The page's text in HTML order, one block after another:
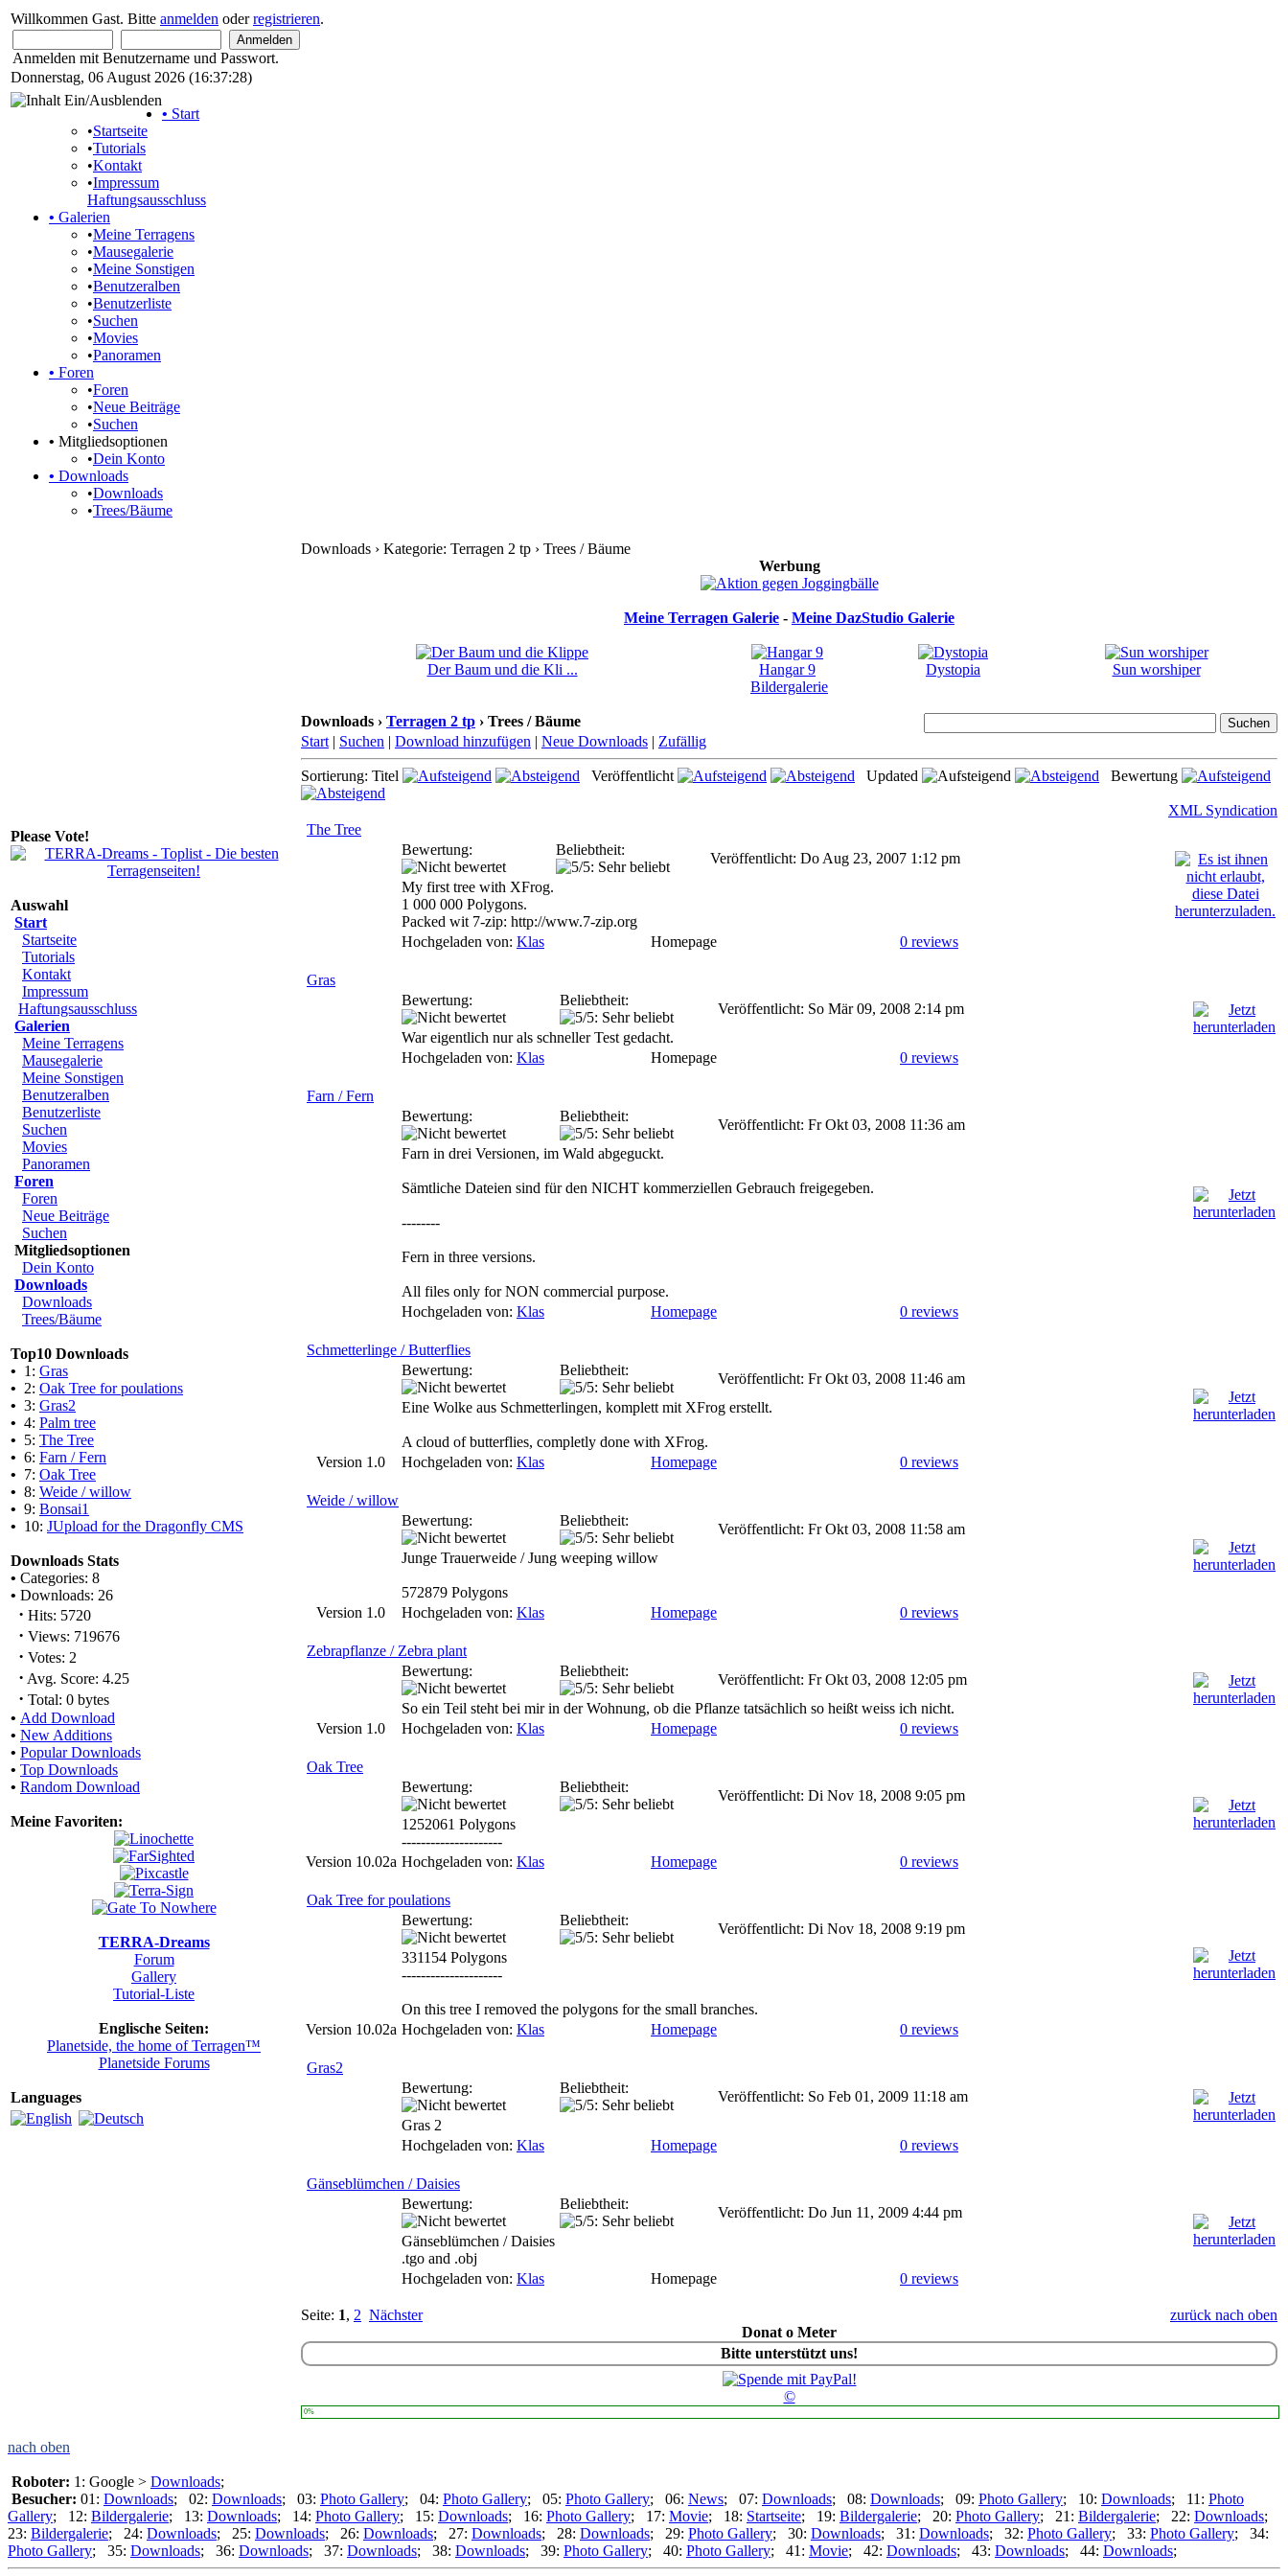
Willkommen Gast. Bitte anmelden oderregistrieren.
Anmelden mit Benutzername und Passwort.
Donnerstag, 06 August 2026 (16:37:28)
• Start
•Startseite
•Tutorials
•Kontakt
•Impressum
Haftungsausschluss
• Galerien
•Meine Terragens
•Mausegalerie
•Meine Sonstigen
•Benutzeralben
•Benutzerliste
•Suchen
•Movies
•Panoramen
• Foren
•Foren
•Neue Beiträge
•Suchen
• Mitgliedsoptionen
•Dein Konto
• Downloads
•Downloads
•Trees/Bäume
Please Vote!
Auswahl
Start
Startseite
Tutorials
Kontakt
Impressum
Haftungsausschluss
Galerien
Meine Terragens
Mausegalerie
Meine Sonstigen
Benutzeralben
Benutzerliste
Suchen
Movies
Panoramen
Foren
Foren
Neue Beiträge
Suchen
Mitgliedsoptionen
Dein Konto
Downloads
Downloads
Trees/Bäume
Top10 Downloads
• 1: Gras
• 2: Oak Tree for poulations
• 3: Gras2
• 4: Palm tree
• 5: The Tree
• 6: Farn / Fern
• 7: Oak Tree
• 8: Weide / willow
• 9: Bonsai1
• 10: JUpload for the Dragonfly CMS
Downloads Stats
• Categories: 8
• Downloads: 26
· Hits: 5720
· Views: 719676
· Votes: 2
· Avg. Score: 4.25
· Total: 0 bytes
• Add Download
• New Additions
• Popular Downloads
• Top Downloads
• Random Download
Meine Favoriten:
TERRA-Dreams
Forum
Gallery
Tutorial-Liste
Englische Seiten:
Planetside, the home of Terragen™
Planetside Forums
Languages
Downloads › Kategorie: Terragen 2 tp › Trees / Bäume
Werbung
Meine Terragen Galerie - Meine DazStudio Galerie
Der Baum und die Kli ... Hangar 9 Dystopia
Sun worshiper
Bildergalerie
Downloads › Terragen 2 tp › Trees / Bäume
Start | Suchen | Download hinzufügen | Neue Downloads | Zufällig
Sortierung: Titel Veröffentlicht Updated Bewertung
XML Syndication
The Tree
Bewertung:
Beliebtheit:
Veröffentlicht: Do Aug 23, 2007 1:12 pm
My first tree with XFrog.
1 000 000 Polygons.
Packed wit 7-zip: http://www.7-zip.org
Hochgeladen von: Klas Homepage 0 reviews
Gras
Bewertung:
Beliebtheit:
Veröffentlicht: So Mär 09, 2008 2:14 pm
War eigentlich nur als schneller Test gedacht.
Hochgeladen von: Klas Homepage 0 reviews
Farn / Fern
Bewertung:
Beliebtheit:
Veröffentlicht: Fr Okt 03, 2008 11:36 am
Farn in drei Versionen, im Wald abgeguckt.
Sämtliche Dateien sind für den NICHT kommerziellen Gebrauch freigegeben.
--------
Fern in three versions.
All files only for NON commercial purpose.
Hochgeladen von: Klas Homepage 0 reviews
Schmetterlinge / Butterflies
Bewertung:
Beliebtheit:
Veröffentlicht: Fr Okt 03, 2008 11:46 am
Eine Wolke aus Schmetterlingen, komplett mit XFrog erstellt.
A cloud of butterflies, completly done with XFrog.
Version 1.0
Hochgeladen von: Klas Homepage 0 reviews
Weide / willow
Bewertung:
Beliebtheit:
Veröffentlicht: Fr Okt 03, 2008 11:58 am
Junge Trauerweide / Jung weeping willow
572879 Polygons
Version 1.0
Hochgeladen von: Klas Homepage 0 reviews
Zebrapflanze / Zebra plant
Bewertung:
Beliebtheit:
Veröffentlicht: Fr Okt 03, 2008 12:05 pm
So ein Teil steht bei mir in der Wohnung, ob die Pflanze tatsächlich so heißt weiss ich nicht.
Version 1.0
Hochgeladen von: Klas Homepage 0 reviews
Oak Tree
Bewertung:
Beliebtheit:
Veröffentlicht: Di Nov 18, 2008 9:05 pm
1252061 Polygons
---------------------
Version 10.02a Hochgeladen von: Klas Homepage 0 reviews
Oak Tree for poulations
Bewertung:
Beliebtheit:
Veröffentlicht: Di Nov 18, 2008 9:19 pm
331154 Polygons
---------------------
On this tree I removed the polygons for the small branches.
Version 10.02a Hochgeladen von: Klas Homepage 0 reviews
Gras2
Bewertung:
Beliebtheit:
Veröffentlicht: So Feb 01, 2009 11:18 am
Gras 2
Hochgeladen von: Klas Homepage 0 reviews
Gänseblümchen / Daisies
Bewertung:
Beliebtheit:
Veröffentlicht: Do Jun 11, 2009 4:44 pm
Gänseblümchen / Daisies
.tgo and .obj
Hochgeladen von: Klas Homepage 0 reviews
Seite: 1, 2 Nächster
zurück nach oben
Donat o Meter
Bitte unterstützt uns!
©
0%
nach oben
Roboter: 1: Google > Downloads;
Besucher: 01: Downloads; 02: Downloads; 03: Photo Gallery; 04: Photo Gallery; 05: Photo Gallery; 06: News; 07: Downloads; 08: Downloads; 09: Photo Gallery; 10: Downloads; 11: Photo
Gallery; 12: Bildergalerie; 13: Downloads; 14: Photo Gallery; 15: Downloads; 16: Photo Gallery; 17: Movie; 18: Startseite; 19: Bildergalerie; 20: Photo Gallery; 21: Bildergalerie; 22: Downloads;
23: Bildergalerie; 24: Downloads; 25: Downloads; 26: Downloads; 27: Downloads; 28: Downloads; 29: Photo Gallery; 30: Downloads; 31: Downloads; 32: Photo Gallery; 33: Photo Gallery; 34:
Photo Gallery; 35: Downloads; 36: Downloads; 37: Downloads; 38: Downloads; 39: Photo Gallery; 40: Photo Gallery; 41: Movie; 42: Downloads; 43: Downloads; 44: Downloads;